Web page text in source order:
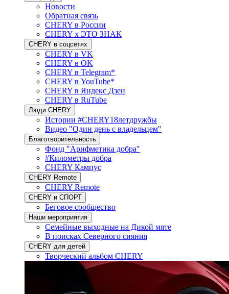
Новости
Обратная связь
CHERY в России
CHERY x ЭТО ЗНАК
CHERY в соцсетях
CHERY в VK
CHERY в OK
CHERY в Telegram*
CHERY в YouTube*
CHERY в Яндекс Дзен
CHERY в RuTube
Люди CHERY
Истории #CHERY18летдружбы
Видео "Один день с владельцем"
Благотворительность
Фонд "Арифметика добра"
#Километры добра
CHERY Кампус
CHERY Remote
CHERY Remote
CHERY и СПОРТ
Беговое сообщество
Наши мероприятия
Семейные выходные на Дикой мяте
В поисках Северного сияния
CHERY для детей
Творческий альбом CHERY